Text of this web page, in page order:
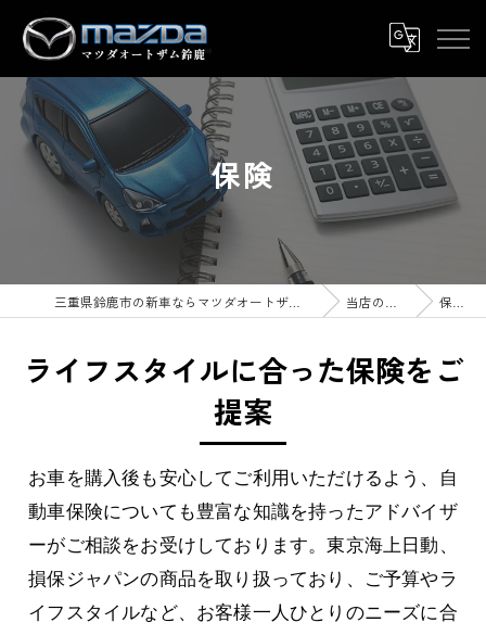
保険
当店の特徴 保険
ライフスタイルに合った保険をご
提案
お車を購入後も安心してご利用いただけるよう、自
動車保険についても豊富な知識を持ったアドバイザ
ーがご相談をお受けしております。東京海上日動、
損保ジャパンの商品を取り扱っており、ご予算やラ
イフスタイルなど、お客様一人ひとりのニーズに合